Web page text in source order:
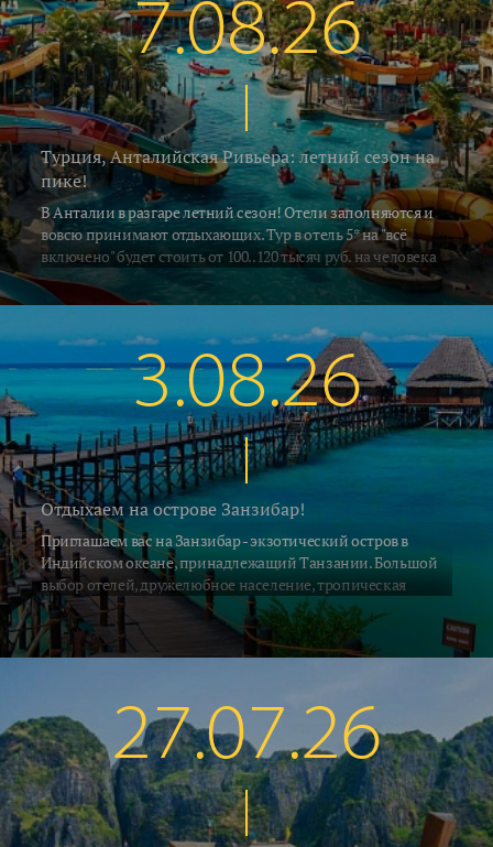
7.08.26
Турция, Анталийская Ривьера: летний сезон на
пике!
В Анталии в разгаре летний сезон! Отели заполняются и
вовсю принимают отдыхающих. Тур в отель 5* на "всё
включено" будет стоить от 100..120 тысяч руб. на человека
за неделю, включая перелёт и трансфер. Погода летняя -
воздух в это время прогревается до 33..35°C, а водичка в
южных регионах Алании и Сиде 26..28°C. В Кемере на
градус прохладнее... Поехали на отдых!
3.08.26
Отдыхаем на острове Занзибар!
Приглашаем вас на Занзибар - экзотический остров в
Индийском океане, принадлежащий Танзании. Большой
выбор отелей, дружелюбное население, тропическая
природа и, конечно, песчаные пляжи привлекают на
Занзибар ежегодно десятки тысяч туристов со всех концов
Земли. С 2 июля на остров выполняет прямые рейсы а\к Air
удобными стыковками по хорошим ценам. Мы предлагаем
воспользоваться этой возможностью и рвануть на отдых в
Африку.
27.07.26